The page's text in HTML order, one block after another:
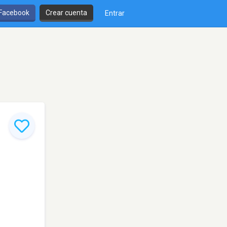
Crear cuenta Entrar